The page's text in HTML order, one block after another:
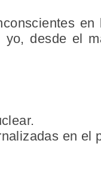
desde el
en el